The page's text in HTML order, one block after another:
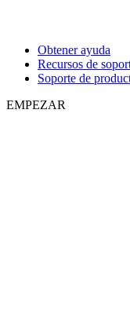
Obtener ayuda
Recursos de
Soporte de
EMPEZAR